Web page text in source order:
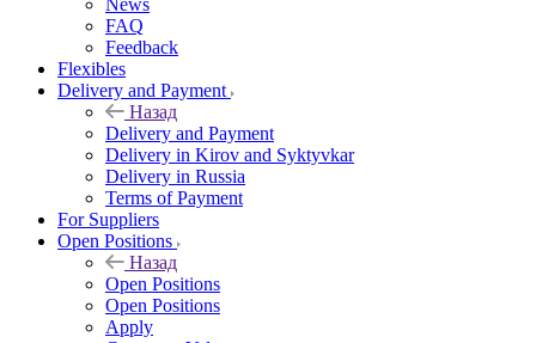
News
FAQ
Feedback
Flexibles
Delivery and Payment
Назад
Delivery and Payment
Delivery in Kirov and Syktyvkar
Delivery in Russia
Terms of Payment
For Suppliers
Open Positions
Назад
Open Positions
Open Positions
Apply